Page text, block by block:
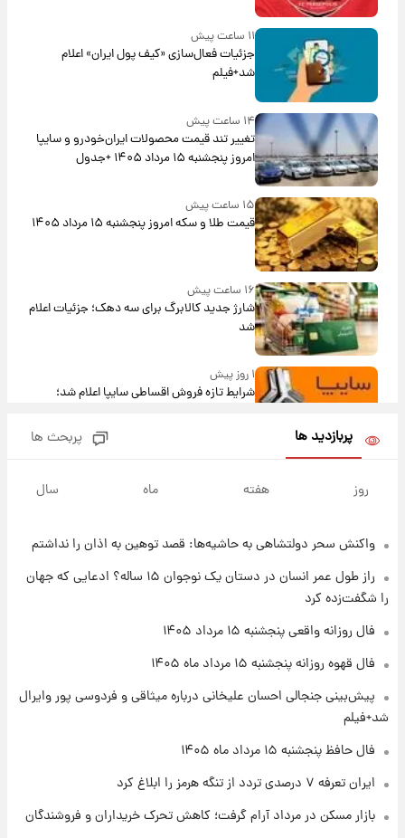
۱۱ ساعت پیش
جزئیات فعال‌سازی «کیف پول ایران» اعلام
شد+فیلم
۱۴ ساعت پیش
تغییر تند قیمت محصولات ایران‌خودرو و سایپا
امروز پنجشنبه ۱۵ مرداد ۱۴۰۵ +جدول
۱۵ ساعت پیش
قیمت طلا و سکه امروز پنجشنبه ۱۵ مرداد ۱۴۰۵
۱۶ ساعت پیش
شارژ جدید کالابرگ برای سه دهک؛ جزئیات اعلام
شد
۱ روز پیش
شرایط تازه فروش اقساطی سایپا اعلام شد؛
قیمت سکه و طلا فردا
۲۲ ساعت پیش
۲۳ ساعت پیش
ارزش سهام عدالت برای امروز چهارشنبه ۱۴ مرداد
پربازدید ها پربحث ها
روز هفته ماه سال
واکنش سحر دولتشاهی به حاشیه‌ها: قصد توهین به اذان را نداشتم
راز طول عمر انسان در دستان یک نوجوان ۱۵ ساله؟ ادعایی که جهان
را شگفت‌زده کرد
فال روزانه واقعی پنجشنبه ۱۵ مرداد ۱۴۰۵
فال قهوه روزانه پنجشنبه ۱۵ مرداد ماه ۱۴۰۵
پیش‌بینی جنجالی احسان علیخانی درباره میثاقی و فردوسی پور وایرال
شد+فیلم
فال حافظ پنجشنبه ۱۵ مرداد ماه ۱۴۰۵
ایران تعرفه ۷ درصدی تردد از تنگه هرمز را ابلاغ کرد
بازار مسکن در مرداد آرام گرفت؛ کاهش تحرک خریداران و فروشندگان